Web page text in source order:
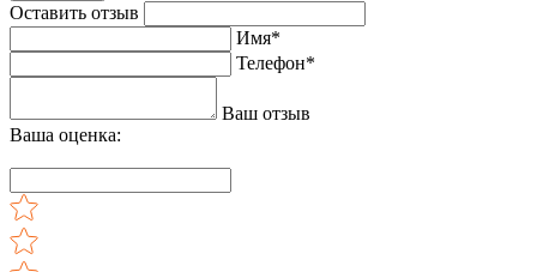
Оставить отзыв
Имя*
Телефон*
Ваш отзыв
Ваша оценка: